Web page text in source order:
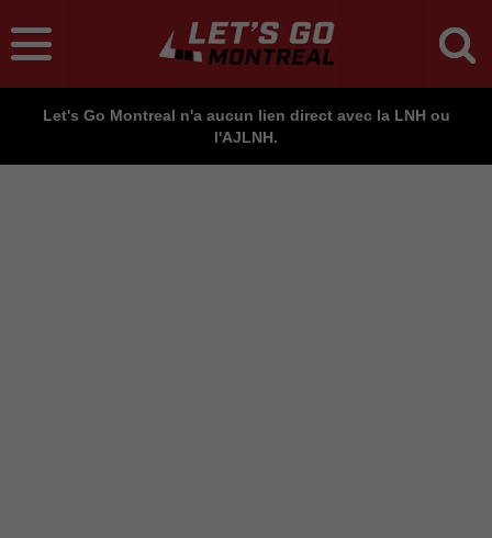
Let's Go Montreal n'a aucun lien direct avec la LNH ou
l'AJLNH.